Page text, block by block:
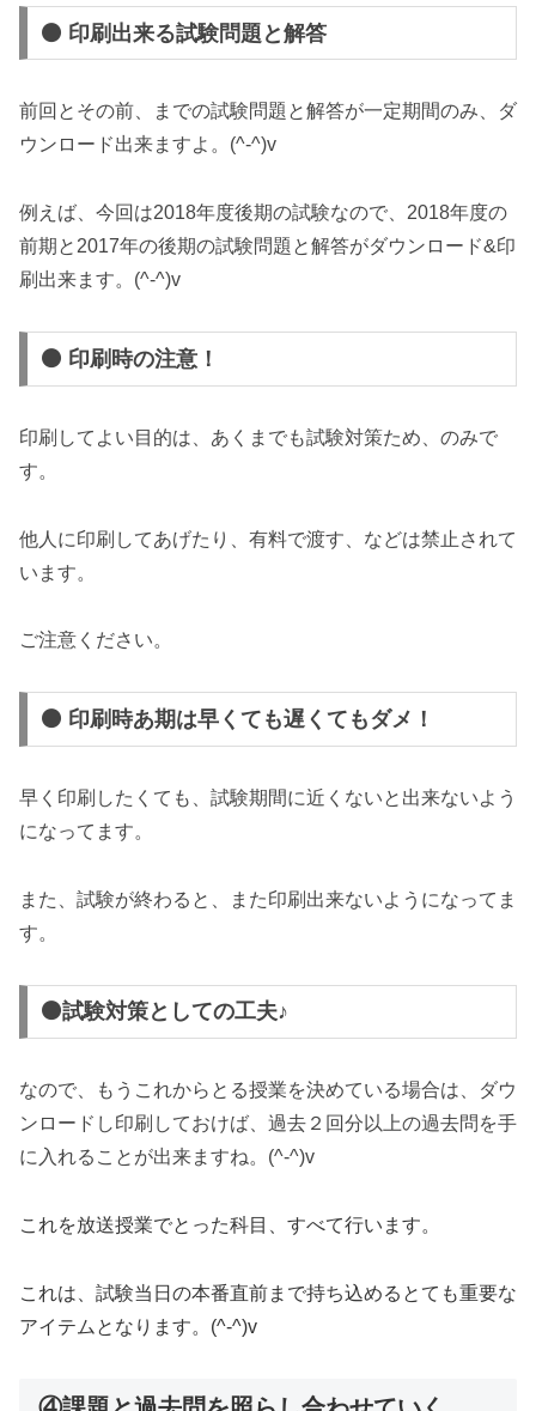
⚫ 印刷出来る試験問題と解答
前回とその前、までの試験問題と解答が一定期間のみ、ダ
ウンロード出来ますよ。(^-^)v
例えば、今回は2018年度後期の試験なので、2018年度の
前期と2017年の後期の試験問題と解答がダウンロード&印
刷出来ます。(^-^)v
⚫ 印刷時の注意！
印刷してよい目的は、あくまでも試験対策ため、のみで
す。
他人に印刷してあげたり、有料で渡す、などは禁止されて
います。
ご注意ください。
⚫ 印刷時あ期は早くても遅くてもダメ！
早く印刷したくても、試験期間に近くないと出来ないよう
になってます。
また、試験が終わると、また印刷出来ないようになってま
す。
⚫試験対策としての工夫♪
なので、もうこれからとる授業を決めている場合は、ダウ
ンロードし印刷しておけば、過去２回分以上の過去問を手
に入れることが出来ますね。(^-^)v
これを放送授業でとった科目、すべて行います。
これは、試験当日の本番直前まで持ち込めるとても重要な
アイテムとなります。(^-^)v